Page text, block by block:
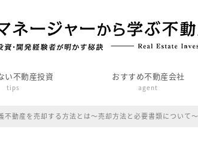
い不動産投資
tips
おすすめ不動産会社
agent
不動産を売却する方法とは～売却方法と必要書類について～